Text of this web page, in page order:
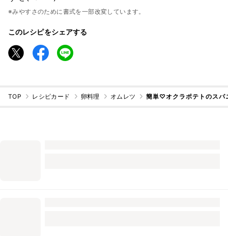
※みやすさのために書式を一部改変しています。
このレシピをシェアする
TOP レシピカード 卵料理 オムレツ 簡単♡オクラポテトのスパ